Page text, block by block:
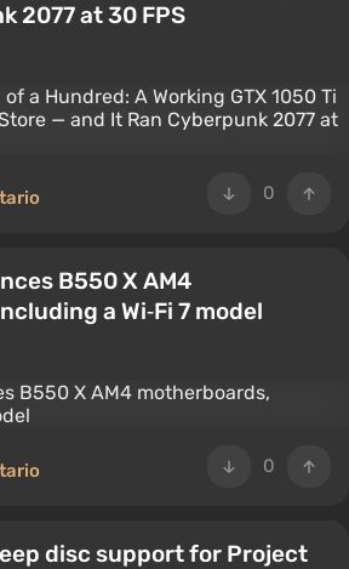
2077 at 30 FPS
0
B550 X AM4
a Wi‑Fi 7 model
0
disc support for Project